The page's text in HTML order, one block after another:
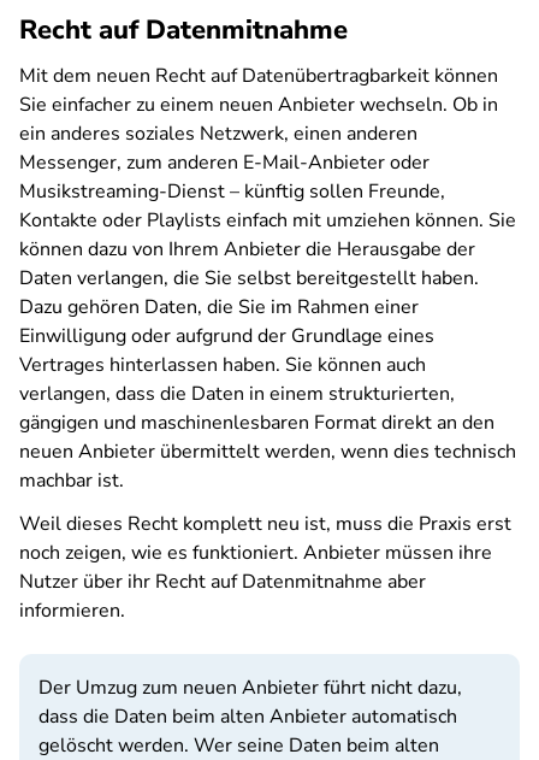
Recht auf Datenmitnahme
Mit dem neuen Recht auf Datenübertragbarkeit können
Sie einfacher zu einem neuen Anbieter wechseln. Ob in
ein anderes soziales Netzwerk, einen anderen
Messenger, zum anderen E-Mail-Anbieter oder
Musikstreaming-Dienst – künftig sollen Freunde,
Kontakte oder Playlists einfach mit umziehen können. Sie
können dazu von Ihrem Anbieter die Herausgabe der
Daten verlangen, die Sie selbst bereitgestellt haben.
Dazu gehören Daten, die Sie im Rahmen einer
Einwilligung oder aufgrund der Grundlage eines
Vertrages hinterlassen haben. Sie können auch
verlangen, dass die Daten in einem strukturierten,
gängigen und maschinenlesbaren Format direkt an den
neuen Anbieter übermittelt werden, wenn dies technisch
machbar ist.
Weil dieses Recht komplett neu ist, muss die Praxis erst
noch zeigen, wie es funktioniert. Anbieter müssen ihre
Nutzer über ihr Recht auf Datenmitnahme aber
informieren.
Der Umzug zum neuen Anbieter führt nicht dazu,
dass die Daten beim alten Anbieter automatisch
gelöscht werden. Wer seine Daten beim alten